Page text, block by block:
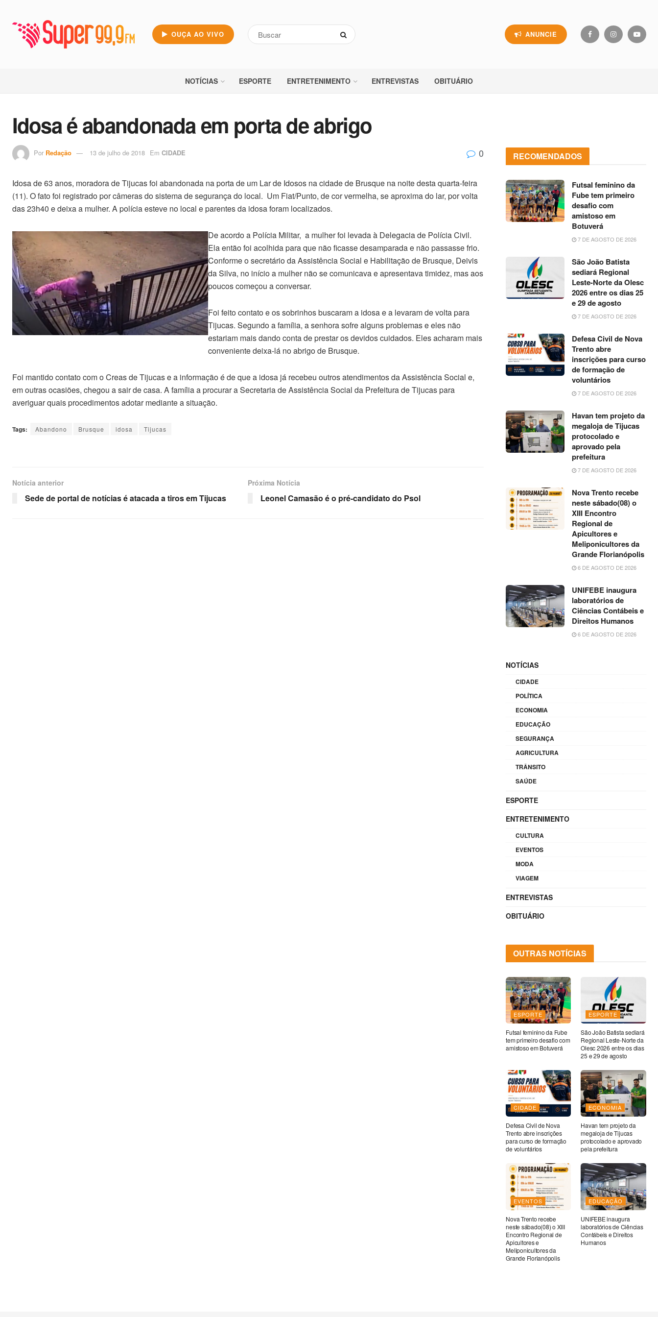
OUÇA AO VIVO ANUNCIE
NOTÍCIAS ESPORTE ENTRETENIMENTO ENTREVISTAS OBITUÁRIO
Idosa é abandonada em porta de abrigo
Por Redação 13 de julho de 2018 Em CIDADE 0
Idosa de 63 anos, moradora de Tijucas foi abandonada na porta de um Lar de Idosos na cidade de Brusque na noite desta quarta-feira
(11). O fato foi registrado por câmeras do sistema de segurança do local. Um Fiat/Punto, de cor vermelha, se aproxima do lar, por volta
das 23h40 e deixa a mulher. A polícia esteve no local e parentes da idosa foram localizados.
De acordo a Polícia Militar, a mulher foi levada à Delegacia de Polícia Civil.
Ela então foi acolhida para que não ficasse desamparada e não passasse frio.
Conforme o secretário da Assistência Social e Habilitação de Brusque, Deivis
da Silva, no início a mulher não se comunicava e apresentava timidez, mas aos
poucos começou a conversar.
Foi feito contato e os sobrinhos buscaram a idosa e a levaram de volta para
Tijucas. Segundo a família, a senhora sofre alguns problemas e eles não
estariam mais dando conta de prestar os devidos cuidados. Eles acharam mais
conveniente deixa-lá no abrigo de Brusque.
Foi mantido contato com o Creas de Tijucas e a informação é de que a idosa já recebeu outros atendimentos da Assistência Social e,
em outras ocasiões, chegou a sair de casa. A família a procurar a Secretaria de Assistência Social da Prefeitura de Tijucas para
averiguar quais procedimentos adotar mediante a situação.
Tags: Abandono Brusque idosa Tijucas
Notícia anterior
Sede de portal de notícias é atacada a tiros em Tijucas
Próxima Notícia
Leonel Camasão é o pré-candidato do Psol
RECOMENDADOS
Futsal feminino da
Fube tem primeiro
desafio com
amistoso em
Botuverá
7 DE AGOSTO DE 2026
São João Batista
sediará Regional
Leste-Norte da Olesc
2026 entre os dias 25
e 29 de agosto
7 DE AGOSTO DE 2026
Defesa Civil de Nova
Trento abre
inscrições para curso
de formação de
voluntários
7 DE AGOSTO DE 2026
Havan tem projeto da
megaloja de Tijucas
protocolado e
aprovado pela
prefeitura
7 DE AGOSTO DE 2026
Nova Trento recebe
neste sábado(08) o
XIII Encontro
Regional de
Apicultores e
Meliponicultores da
Grande Florianópolis
6 DE AGOSTO DE 2026
UNIFEBE inaugura
laboratórios de
Ciências Contábeis e
Direitos Humanos
6 DE AGOSTO DE 2026
NOTÍCIAS
CIDADE
POLÍTICA
ECONOMIA
EDUCAÇÃO
SEGURANÇA
AGRICULTURA
TRÂNSITO
SAÚDE
ESPORTE
ENTRETENIMENTO
CULTURA
EVENTOS
MODA
VIAGEM
ENTREVISTAS
OBITUÁRIO
OUTRAS NOTÍCIAS
ESPORTE
Futsal feminino da Fube
tem primeiro desafio com
amistoso em Botuverá
ESPORTE
São João Batista sediará
Regional Leste-Norte da
Olesc 2026 entre os dias
25 e 29 de agosto
CIDADE
Defesa Civil de Nova
Trento abre inscrições
para curso de formação
de voluntários
ECONOMIA
Havan tem projeto da
megaloja de Tijucas
protocolado e aprovado
pela prefeitura
EVENTOS
Nova Trento recebe
neste sábado(08) o XIII
Encontro Regional de
Apicultores e
Meliponicultores da
Grande Florianópolis
EDUCAÇÃO
UNIFEBE inaugura
laboratórios de Ciências
Contábeis e Direitos
Humanos